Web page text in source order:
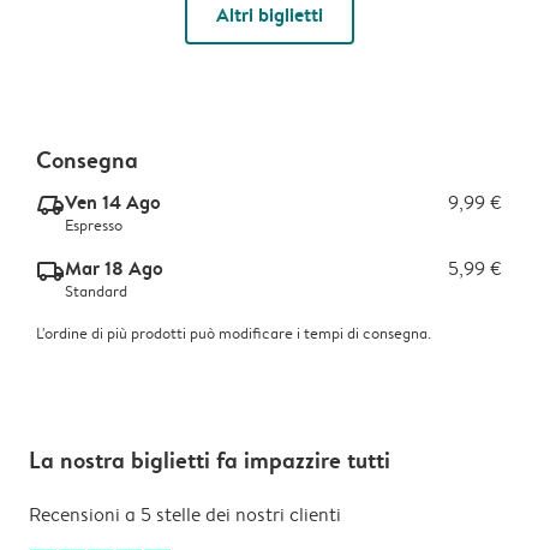
Altri biglietti
Consegna
delivery_express_v2Ven 14 Ago 9,99 €
Espresso
delivery_standard_v2Mar 18 Ago 5,99 €
Standard
L'ordine di più prodotti può modificare i tempi di consegna.
La nostra biglietti fa impazzire tutti
Recensioni a 5 stelle dei nostri clienti